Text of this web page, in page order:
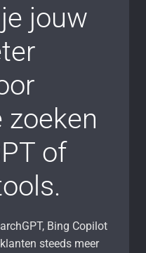
jouw
zoeken
of
Bing Copilot
steeds meer